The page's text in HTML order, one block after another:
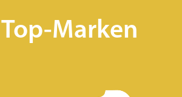
Top-Marken